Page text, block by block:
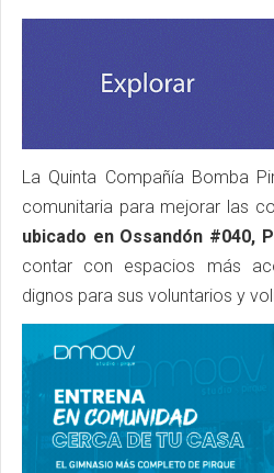
La Quinta Compañía Bomba
comunitaria para mejorar las
ubicado en Ossandón #040,
contar con espacios más
dignos para sus voluntarios y